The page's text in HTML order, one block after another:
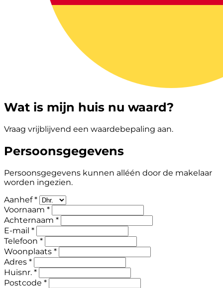
Wat is mijn huis nu waard?
Vraag vrijblijvend een waardebepaling aan.
Persoonsgegevens
Persoonsgegevens kunnen alléén door de makelaar
worden ingezien.
Aanhef *
Voornaam *
Achternaam *
E-mail *
Telefoon *
Woonplaats *
Adres *
Huisnr. *
Postcode *